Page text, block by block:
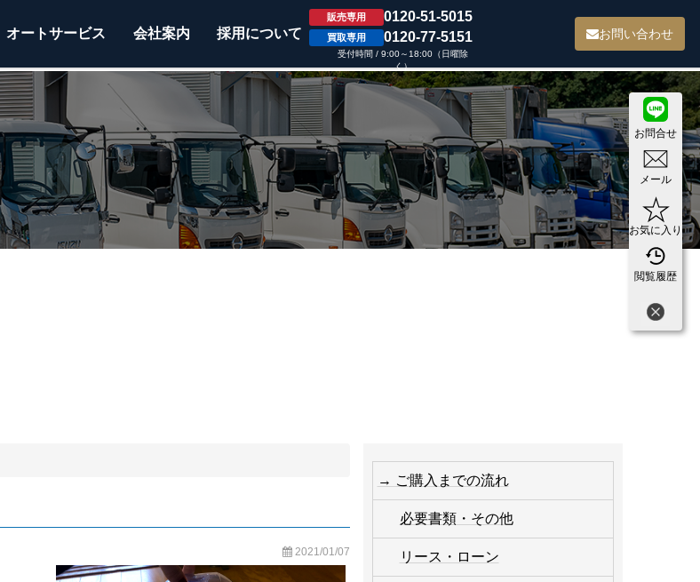
オートサービス 会社案内 採用について
販売専用 0120-51-5015
買取専用 0120-77-5151
受付時間 / 9:00～18:00（日曜除
く）
お問い合わせ
お問合せ
メール
お気に入り
閲覧履歴
2021/01/07
→ ご購入までの流れ
必要書類・その他
リース・ローン